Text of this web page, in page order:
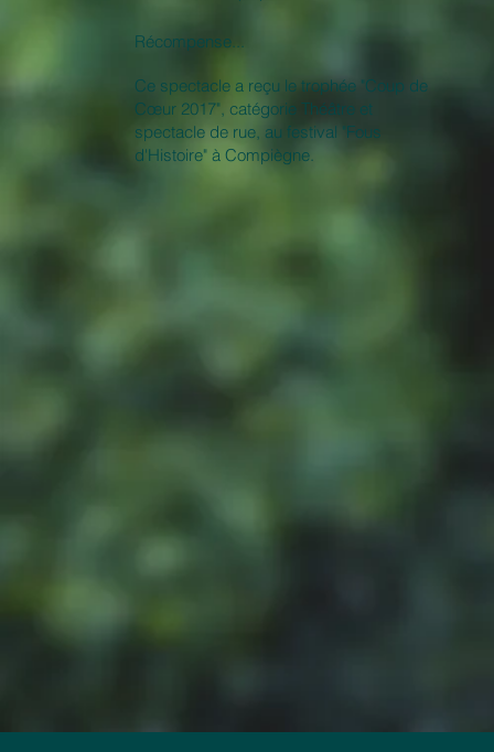
Récompense...
Ce spectacle a reçu le trophée "Coup de
Cœur 2017", catégorie Théâtre et
spectacle de rue, au festival "Fous
d'Histoire" à Compiègne.